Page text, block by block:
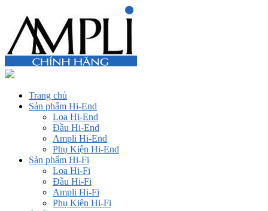
Trang chủ
Sản phẩm Hi-End
Loa Hi-End
Đầu Hi-End
Ampli Hi-End
Phụ Kiện Hi-End
Sản phẩm Hi-Fi
Loa Hi-Fi
Đầu Hi-Fi
Ampli Hi-Fi
Phụ Kiện Hi-Fi